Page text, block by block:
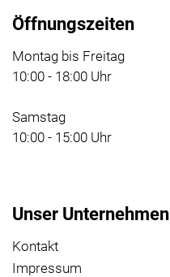
Öffnungszeiten
Montag bis Freitag
10:00 - 18:00 Uhr
Samstag
10:00 - 15:00 Uhr
Unser Unternehmen
Kontakt
Impressum